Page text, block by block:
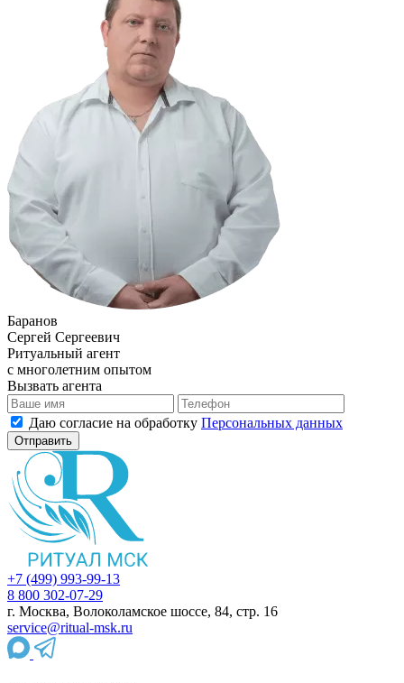
Баранов
Сергей Сергеевич
Ритуальный агент
с многолетним опытом
Вызвать агента
Даю согласие на обработку Персональных данных
+7 (499) 993-99-13
8 800 302-07-29
г. Москва, Волоколамское шоссе, 84, стр. 16
service@ritual-msk.ru